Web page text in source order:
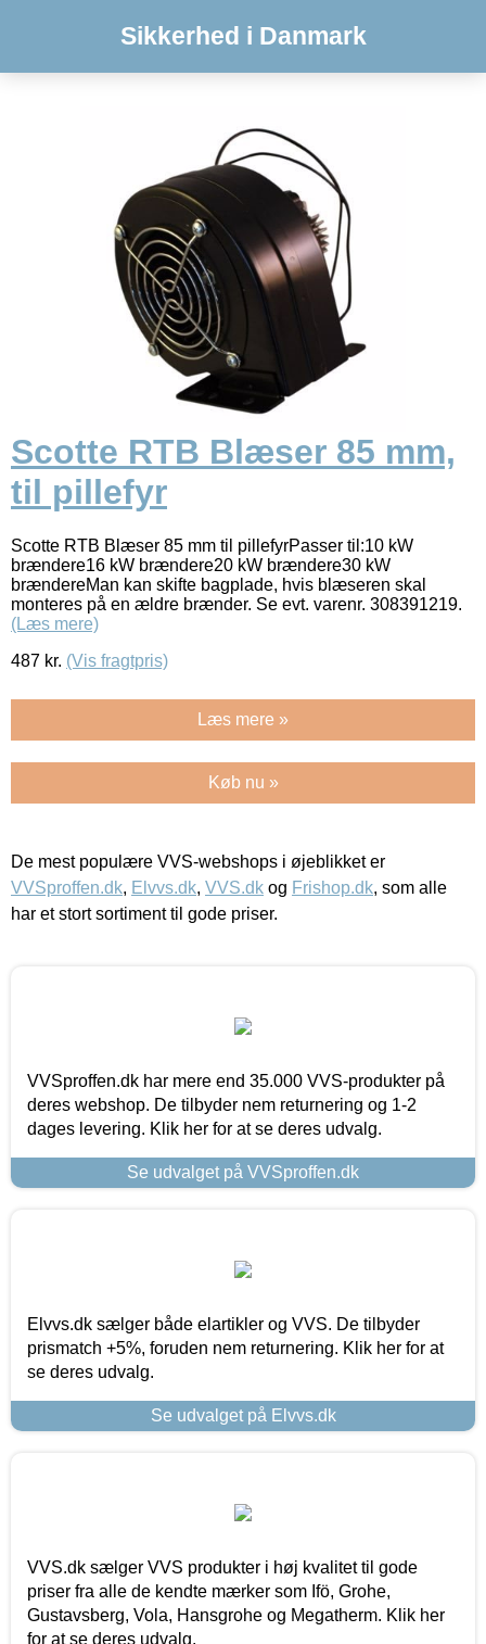
Sikkerhed i Danmark
Scotte RTB Blæser 85 mm,
til pillefyr
Scotte RTB Blæser 85 mm til pillefyrPasser til:10 kW
brændere16 kW brændere20 kW brændere30 kW
brændereMan kan skifte bagplade, hvis blæseren skal
monteres på en ældre brænder. Se evt. varenr. 308391219.
(Læs mere)
487 kr. (Vis fragtpris)
Læs mere »
Køb nu »
De mest populære VVS-webshops i øjeblikket er
VVSproffen.dk, Elvvs.dk, VVS.dk og Frishop.dk, som alle
har et stort sortiment til gode priser.
VVSproffen.dk har mere end 35.000 VVS-produkter på
deres webshop. De tilbyder nem returnering og 1-2
dages levering. Klik her for at se deres udvalg.
Se udvalget på VVSproffen.dk
Elvvs.dk sælger både elartikler og VVS. De tilbyder
prismatch +5%, foruden nem returnering. Klik her for at
se deres udvalg.
Se udvalget på Elvvs.dk
VVS.dk sælger VVS produkter i høj kvalitet til gode
priser fra alle de kendte mærker som Ifö, Grohe,
Gustavsberg, Vola, Hansgrohe og Megatherm. Klik her
for at se deres udvalg.